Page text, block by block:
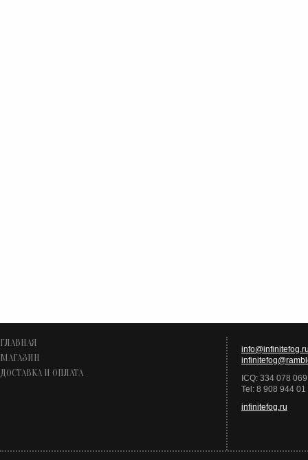
ГЛАВНАЯ
МАГАЗИН
ДОСТАВКА И ОПЛАТА
ICQ: 334 078 069
Tel: 8 908 944 01
infinitefog.ru